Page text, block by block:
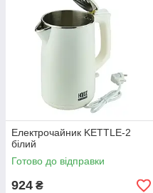
Електрочайник KETTLE-2
білий
Готово до відправки
924 ₴